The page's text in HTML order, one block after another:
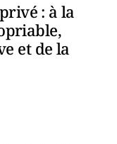
: à la
et de la